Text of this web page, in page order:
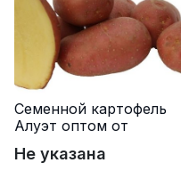
Семенной картофель
Алуэт оптом от
Не указана